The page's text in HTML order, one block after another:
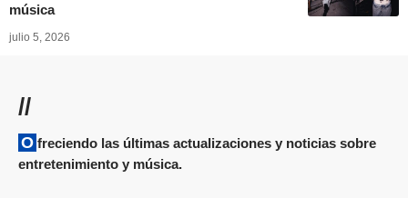
música
julio 5, 2026
//
Ofreciendo las últimas actualizaciones y noticias sobre
entretenimiento y música.